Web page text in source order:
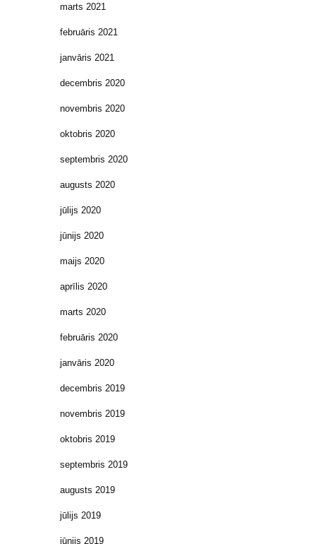
marts 2021
februāris 2021
janvāris 2021
decembris 2020
novembris 2020
oktobris 2020
septembris 2020
augusts 2020
jūlijs 2020
jūnijs 2020
maijs 2020
aprīlis 2020
marts 2020
februāris 2020
janvāris 2020
decembris 2019
novembris 2019
oktobris 2019
septembris 2019
augusts 2019
jūlijs 2019
jūnijs 2019